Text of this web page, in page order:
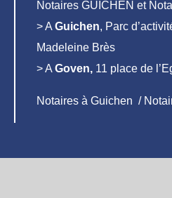
Notaires GUICHEN et
> A Guichen, Parc
Madeleine Brès
> A Goven, 11 place de
Notaires à Guichen /